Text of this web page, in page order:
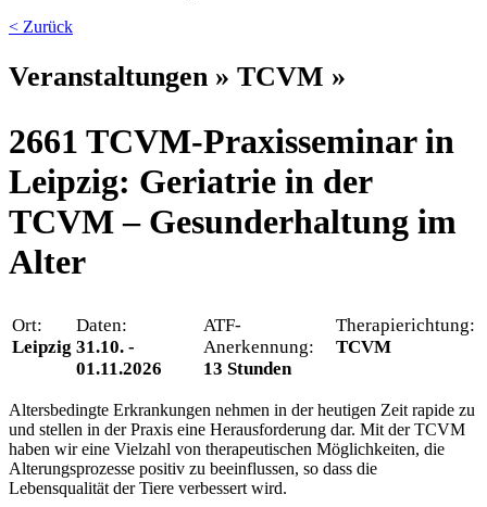
< Zurück
Veranstaltungen » TCVM »
2661 TCVM-Praxisseminar in
Leipzig: Geriatrie in der
TCVM – Gesunderhaltung im
Alter
Ort:
Leipzig
Daten:
31.10. -
01.11.2026
ATF-
Anerkennung:
13 Stunden
Therapierichtung:
TCVM
Altersbedingte Erkrankungen nehmen in der heutigen Zeit rapide zu
und stellen in der Praxis eine Herausforderung dar. Mit der TCVM
haben wir eine Vielzahl von therapeutischen Möglichkeiten, die
Alterungsprozesse positiv zu beeinflussen, so dass die
Lebensqualität der Tiere verbessert wird.